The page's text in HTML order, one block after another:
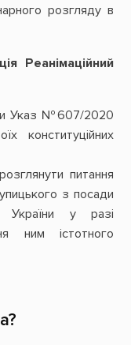
розгляду в
Реанімаційний
Указ №607/2020
конституційних
питання
з посади
України у разі
ним істотного